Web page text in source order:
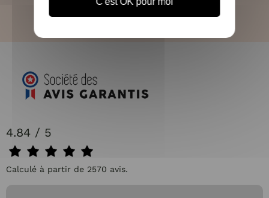
4.84 / 5
Calculé à partir de 2570 avis.